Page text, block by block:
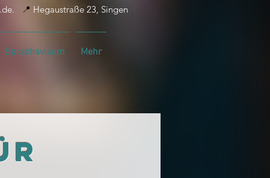
📍 Hegaustraße 23, Singen
Sprachsvisum Mehr